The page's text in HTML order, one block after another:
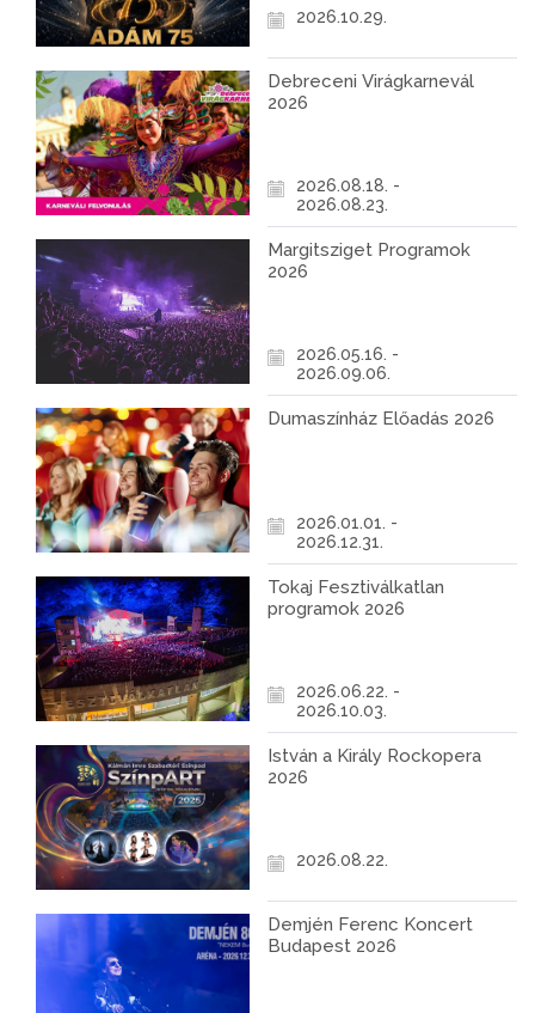
2026.10.29.
Debreceni Virágkarnevál
2026
2026.08.18. -
2026.08.23.
Margitsziget Programok
2026
2026.05.16. -
2026.09.06.
Dumaszínház Előadás 2026
2026.01.01. -
2026.12.31.
Tokaj Fesztiválkatlan
programok 2026
2026.06.22. -
2026.10.03.
István a Király Rockopera
2026
2026.08.22.
Demjén Ferenc Koncert
Budapest 2026